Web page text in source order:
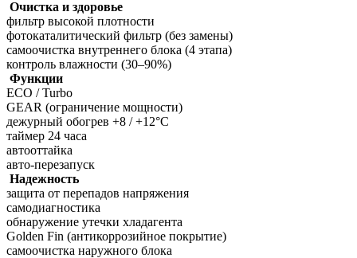
Очистка и здоровье
фильтр высокой плотности
фотокаталитический фильтр (без замены)
самоочистка внутреннего блока (4 этапа)
контроль влажности (30–90%)
Функции
ECO / Turbo
GEAR (ограничение мощности)
дежурный обогрев +8 / +12°C
таймер 24 часа
автооттайка
авто-перезапуск
Надежность
защита от перепадов напряжения
самодиагностика
обнаружение утечки хладагента
Golden Fin (антикоррозийное покрытие)
самоочистка наружного блока